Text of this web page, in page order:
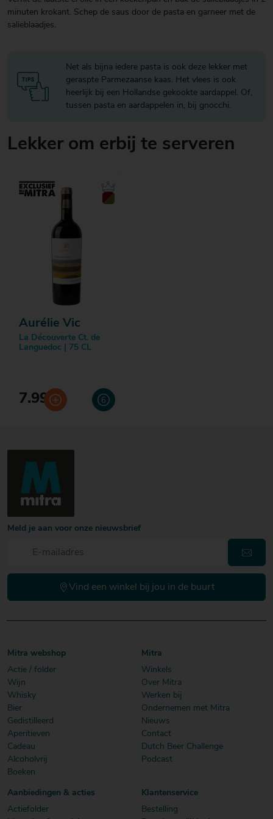
minuten krokant. Schep de saus door de pasta en garneer met de
salieblaadjes.
Net als bijna iedere pasta is ook deze lekker met
geraspte Parmezaanse kaas. Het vlees is ook
heerlijk bij een Hollandse gekookte aardappel. Of,
tussen pasta en aardappelen in, bij gnocchi.
Lekker om erbij te serveren
Aurélie Vic
La Découverte Ct. de
Languedoc | 75 CL
7.99
Meld je aan voor onze nieuwsbrief
Vind een winkel bij jou in de buurt
Mitra webshop
Actie / folder
Wijn
Whisky
Bier
Gedistilleerd
Aperitieven
Cadeau
Alcoholvrij
Boeken
Mitra
Winkels
Over Mitra
Werken bij
Ondernemen met Mitra
Nieuws
Contact
Dutch Beer Challenge
Podcast
Aanbiedingen & acties
Actiefolder
Klantenservice
Bestelling